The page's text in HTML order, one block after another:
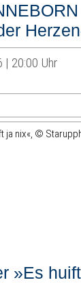
20:00 Uhr
»Es